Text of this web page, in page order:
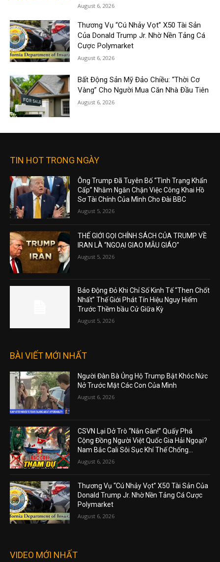
August 6, 2026
Thương Vụ “Cú Nhảy Vọt” X50 Tài Sản
Của Donald Trump Jr. Nhờ Nền Tảng Cá
Cược Polymarket
August 6, 2026
Bất Động Sản Mỹ Đảo Chiều: “Thời Cơ
Vàng” Cho Người Mua Căn Nhà Đầu Tiên
August 6, 2026
TIN HOT TRONG NGÀY
Ông Trump Đã Tuyên Bố “Tình Trạng Khẩn
Cấp” Nhằm Ngăn Chặn Việc Công Khai Hồ
Sơ Tài Chính Của Mình Cho Đài BBC
August 5, 2026
THẾ GIỚI GỌI CHÍNH SÁCH CỦA TRUMP VỀ
IRAN LÀ “NGOẠI GIAO MẪU GIÁO”
August 5, 2026
Báo Động Đỏ Khi Chỉ Số Kinh Tế “Then Chốt
Nhất” Thế Giới Phát Tín Hiệu Nguy Hiểm
Trước Thềm bầu Cử Giữa Kỳ
August 5, 2026
BÀI VIẾT MỚI NHẤT
Người Đàn Bà Ủng Hộ Trump Bật Khóc Nức
Nở Trước Mặt Các Con Của Mình
August 6, 2026
CSVN Lại Dở Trò “Nắn Gân!” Quấy Phá
Cộng Đồng Người Việt Quốc Gia Hải Ngoại?
Nam Bắc Cali Sôi Sục Khí Thế Chống...
August 6, 2026
Thương Vụ “Cú Nhảy Vọt” X50 Tài Sản Của
Donald Trump Jr. Nhờ Nền Tảng Cá Cược
Polymarket
August 6, 2026
VIDEO MỚI NHẤT